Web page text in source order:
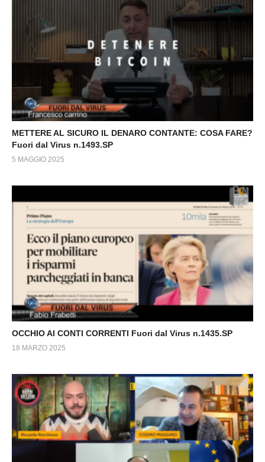
METTERE AL SICURO IL DENARO CONTANTE: COSA FARE?
Fuori dal Virus n.1493.SP
5 MAGGIO 2025
OCCHIO AI CONTI CORRENTI Fuori dal Virus n.1435.SP
18 MARZO 2025